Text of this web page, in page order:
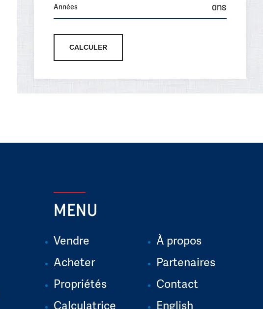
MENU
Vendre
Acheter
Propriétés
Calculatrice
À propos
Partenaires
Contact
English